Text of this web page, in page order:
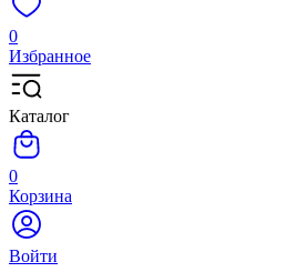
0
Избранное
Каталог
0
Корзина
Войти